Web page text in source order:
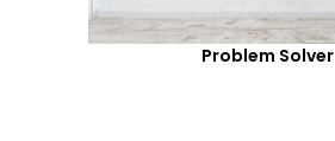
Problem Solver